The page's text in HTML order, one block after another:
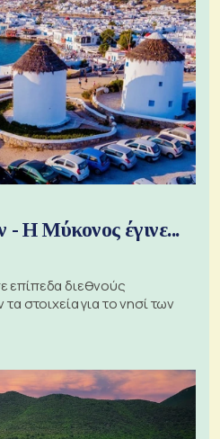
- Η Μύκονος έγινε...
επίπεδα διεθνούς
στοιχεία για το νησί των